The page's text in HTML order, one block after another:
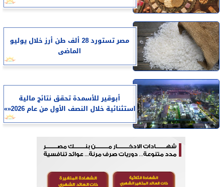
مصر تستورد 28 ألف طن أرز خلال يوليو
الماضى
أبوقير للأسمدة تحقق نتائج مالية
استثنائية خلال النصف الأول من عام 2026«»